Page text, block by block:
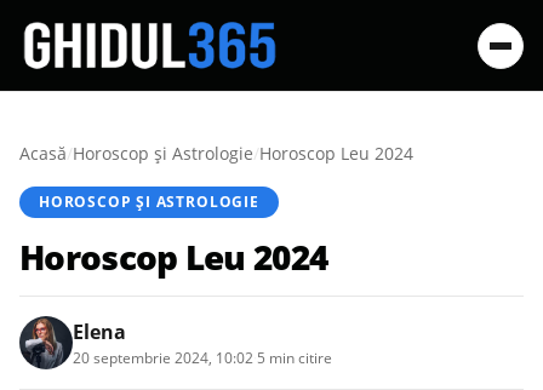
Acasă/Horoscop și Astrologie/Horoscop Leu 2024
HOROSCOP ȘI ASTROLOGIE
Horoscop Leu 2024
Elena
20 septembrie 2024, 10:02 5 min citire